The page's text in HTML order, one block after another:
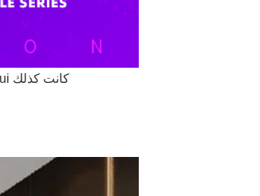
كشركة مصنعة للتخصيص الشامل تدمج البحث والتطوير والإنتاج والمبيعات والخدمة ، فإن Meilinhui كانت كذلك